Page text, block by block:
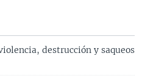
destrucción y saqueos